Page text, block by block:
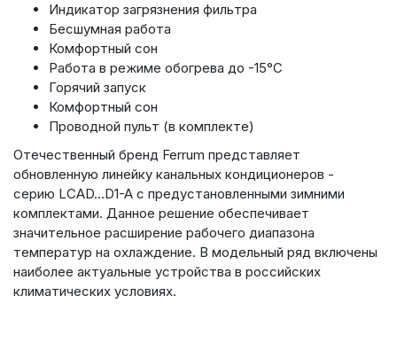
Индикатор загрязнения фильтра
Бесшумная работа
Комфортный сон
Работа в режиме обогрева до -15°С
Горячий запуск
Комфортный сон
Проводной пульт (в комплекте)
Отечественный бренд Ferrum представляет
обновленную линейку канальных кондиционеров -
серию LCAD...D1-A с предустановленными зимними
комплектами. Данное решение обеспечивает
значительное расширение рабочего диапазона
температур на охлаждение. В модельный ряд включены
наиболее актуальные устройства в российских
климатических условиях.